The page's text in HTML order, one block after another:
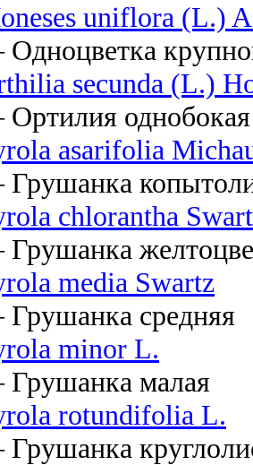
uniflora (L.)
secunda (L.)
однобокая
asarifolia
chlorantha
media Swartz
средняя
minor L.
малая
rotundifolia L.